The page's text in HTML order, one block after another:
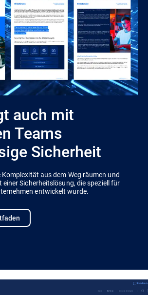
auch mit
Teams
Sicherheit
Komplexität aus dem Weg räumen und
einer Sicherheitslösung, die speziell für
entwickelt wurde.